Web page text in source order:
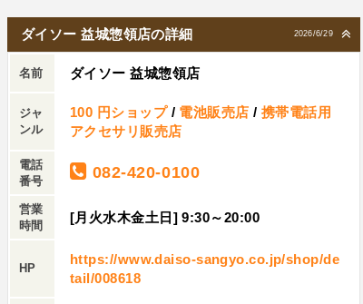
2026/6/29
ダイソー 益城惣領店の詳細
名前 ダイソー 益城惣領店
ジャ
ンル
100 円ショップ/ 電池販売店 /携帯電話用
アクセサリ販売店
電話
番号
082-420-0100
営業
時間
[月火水木金土日] 9:30～20:00
HP
https://www.daiso-sangyo.co.jp/shop/de
tail/008618